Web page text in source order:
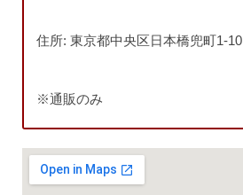
住所: 東京都中央区日本橋兜町1-10
※通販のみ